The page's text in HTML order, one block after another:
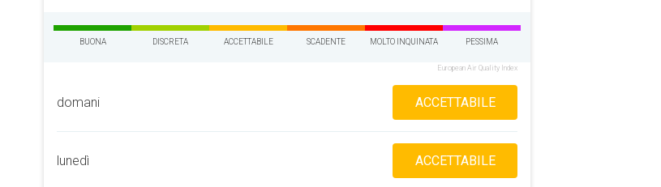
BUONA DISCRETA ACCETTABILE SCADENTE MOLTO INQUINATA PESSIMA
European Air Quality Index
domani ACCETTABILE
lunedì ACCETTABILE